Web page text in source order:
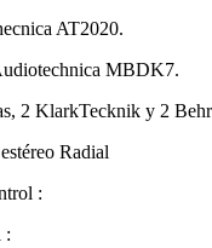
AT2020.
MBDK7.
2 KlarkTecknik y 2
Radial
:
: